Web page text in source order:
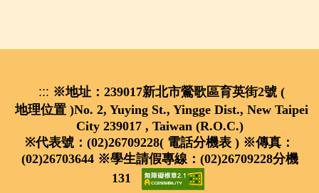
::: ※地址：239017新北市鶯歌區育英街2號 (
地理位置 )No. 2, Yuying St., Yingge Dist., New Taipei
City 239017 , Taiwan (R.O.C.)
※代表號：(02)26709228( 電話分機表 ) ※傳真：
(02)26703644 ※學生請假專線：(02)26709228分機
131